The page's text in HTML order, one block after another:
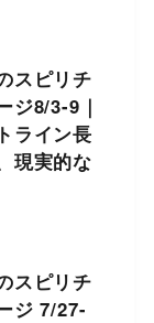
スピリチ
ジ8/3-9｜
ライン長
現実的な
スピリチ
ジ 7/27-